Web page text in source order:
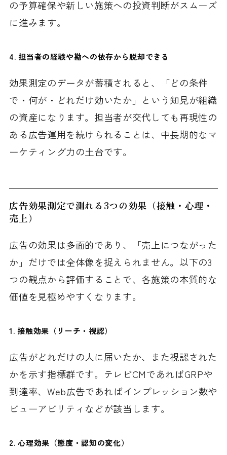
の予算確保や新しい施策への投資判断がスムーズ
に進みます。
4. 担当者の経験や勘への依存から脱却できる
効果測定のデータが蓄積されると、「どの条件
で・何が・どれだけ効いたか」という知見が組織
の資産になります。担当者が交代しても再現性の
ある広告運用を続けられることは、中長期的なマ
ーケティング力の土台です。
広告効果測定で測れる3つの効果（接触・心理・
売上）
広告の効果は多面的であり、「売上につながった
か」だけでは全体像を捉えられません。以下の3
つの観点から評価することで、各施策の本質的な
価値を見極めやすくなります。
1. 接触効果（リーチ・視認）
広告がどれだけの人に届いたか、また視認された
かを示す指標群です。テレビCMであればGRPや
到達率、Web広告であればインプレッション数や
ビューアビリティなどが該当します。
2. 心理効果（態度・認知の変化）